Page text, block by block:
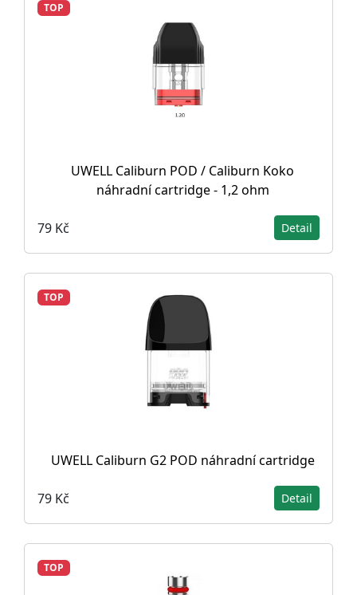
TOP
UWELL Caliburn POD / Caliburn Koko
náhradní cartridge - 1,2 ohm
79 Kč Detail
TOP
UWELL Caliburn G2 POD náhradní cartridge
79 Kč Detail
TOP